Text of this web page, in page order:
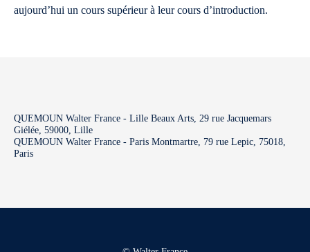
aujourd’hui un cours supérieur à leur cours d’introduction.
QUEMOUN Walter France - Lille Beaux Arts, 29 rue Jacquemars
Giélée, 59000, Lille
QUEMOUN Walter France - Paris Montmartre, 79 rue Lepic, 75018,
Paris